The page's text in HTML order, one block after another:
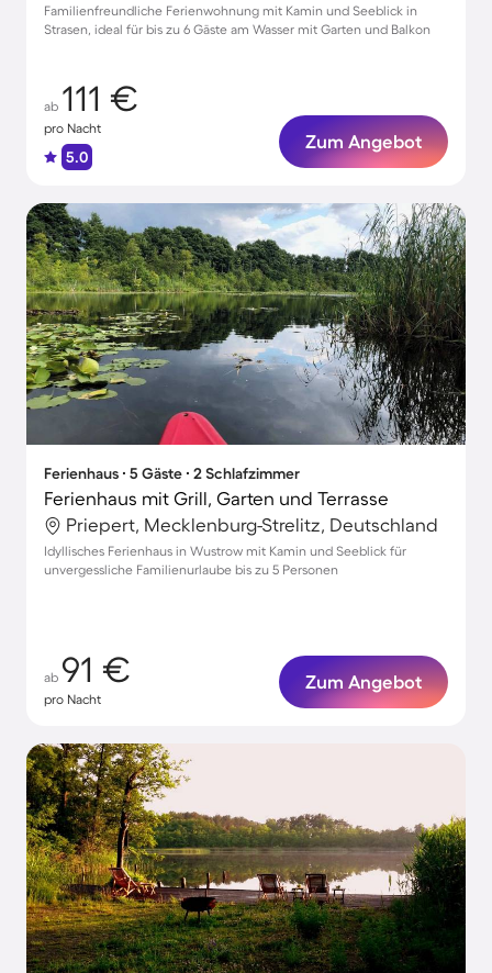
Familienfreundliche Ferienwohnung mit Kamin und Seeblick in
Strasen, ideal für bis zu 6 Gäste am Wasser mit Garten und Balkon
ab 111 €
pro Nacht
5.0
Zum Angebot
Ferienhaus ∙ 5 Gäste ∙ 2 Schlafzimmer
Ferienhaus mit Grill, Garten und Terrasse
Priepert, Mecklenburg-Strelitz, Deutschland
Idyllisches Ferienhaus in Wustrow mit Kamin und Seeblick für
unvergessliche Familienurlaube bis zu 5 Personen
ab 91 €
pro Nacht
Zum Angebot